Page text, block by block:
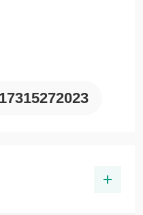
17315272023